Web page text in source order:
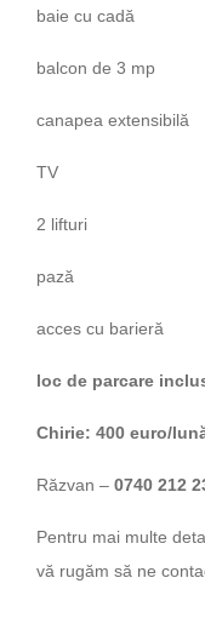
baie cu cadă
balcon de 3 mp
canapea extensibilă
TV
2 lifturi
pază
acces cu barieră
loc de parcare
Chirie: 400 euro/
Răzvan – 0740 212
Pentru mai multe
vă rugăm să ne